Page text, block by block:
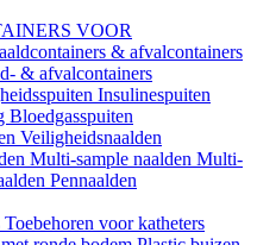
VOOR
& afvalcontainers
& afvalcontainers
Insulinespuiten
Bloedgasspuiten
Veiligheidsnaalden
Multi-sample naalden Multi-
Pennaalden
Toebehoren voor katheters